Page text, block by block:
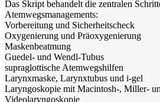
Das Skript behandelt die zentralen
Atemwegsmanagements:
Vorbereitung und Sicherheitscheck
Oxygenierung und Präoxygenierung
Maskenbeatmung
Guedel- und Wendl-Tubus
supraglottische Atemwegshilfen
Larynxmaske, Larynxtubus und i-gel
Laryngoskopie mit Macintosh-, Miller-
Videolaryngoskopie